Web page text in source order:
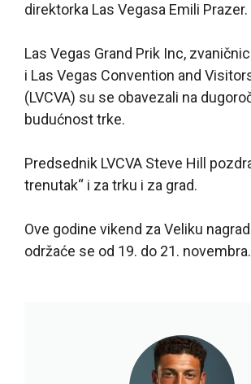
direktorka Las Vegasa Emili Prazer.
Las Vegas Grand Prik Inc,
i Las Vegas Convention and
(LVCVA) su se obavezali na
budućnost trke.
Predsednik LVCVA Steve Hill
trenutak“ i za trku i za grad.
Ove godine vikend za Veliku
održaće se od 19. do 21. novembra.